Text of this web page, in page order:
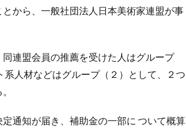
から、一般社団法人日本美術家連盟が事
連盟会員の推薦を受けた人はグループ
系人材などはグループ（２）として、２つ
通知が届き、補助金の一部に ついて概算